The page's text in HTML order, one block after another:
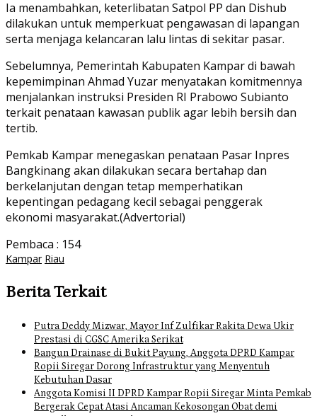
Ia menambahkan, keterlibatan Satpol PP dan Dishub
dilakukan untuk memperkuat pengawasan di lapangan
serta menjaga kelancaran lalu lintas di sekitar pasar.
Sebelumnya, Pemerintah Kabupaten Kampar di bawah
kepemimpinan Ahmad Yuzar menyatakan komitmennya
menjalankan instruksi Presiden RI Prabowo Subianto
terkait penataan kawasan publik agar lebih bersih dan
tertib.
Pemkab Kampar menegaskan penataan Pasar Inpres
Bangkinang akan dilakukan secara bertahap dan
berkelanjutan dengan tetap memperhatikan
kepentingan pedagang kecil sebagai penggerak
ekonomi masyarakat.(Advertorial)
Pembaca : 154
Kampar Riau
Berita Terkait
Putra Deddy Mizwar, Mayor Inf Zulfikar Rakita Dewa Ukir
Prestasi di CGSC Amerika Serikat
Bangun Drainase di Bukit Payung, Anggota DPRD Kampar
Ropii Siregar Dorong Infrastruktur yang Menyentuh
Kebutuhan Dasar
Anggota Komisi II DPRD Kampar Ropii Siregar Minta Pemkab
Bergerak Cepat Atasi Ancaman Kekosongan Obat demi